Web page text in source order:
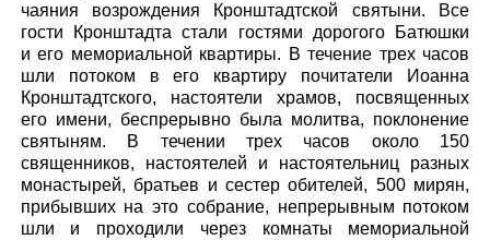
чаяния возрождения Кронштадтской святыни. Все
гости Кронштадта стали гостями дорогого Батюшки
и его мемориальной квартиры. В течение трех часов
шли потоком в его квартиру почитатели Иоанна
Кронштадтского, настоятели храмов, посвященных
его имени, беспрерывно была молитва, поклонение
святыням. В течении трех часов около 150
священников, настоятелей и настоятельниц разных
монастырей, братьев и сестер обителей, 500 мирян,
прибывших на это собрание, непрерывным потоком
шли и проходили через комнаты мемориальной